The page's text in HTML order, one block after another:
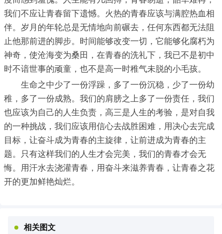
我们不应让青春留下遗憾。火热的青春应该与满腔热血相
伴。岁月的年轮总是无情地向前碾去，任何东西都无法阻
止他那前进的脚步。时间能够改变一切，它能够化腐朽为
神奇，使沧海变为桑田，在青春的洗礼下，我已不是初中
时不谙世事的顽童，也不是高一时稚气未脱的小毛孩。
生命之中少了一份浮躁，多了一份沉稳，少了一份幼
稚，多了一份成熟。我们的肩膀之上多了一份责任，我们
也应该为自己的人生负责，高三是人生的考验，是对自我
的一种挑战，我们应该用信心去战胜困难，用决心去完成
目标，让奋斗成为青春的主旋律，让前进成为青春的主
题。只有这样我们的人生才会完美，我们的青春才会无
悔。用汗水去浇灌青春，用奋斗来滋养青春，让青春之花
开的更加鲜艳灿烂。
相关图文